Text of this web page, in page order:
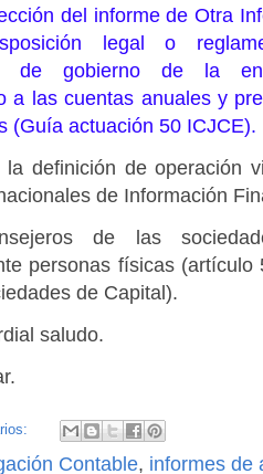
del informe de Otra
legal o
de gobierno de la
a las cuentas anuales y
(Guía actuación 50 ICJCE).
la definición de operación
de Información
de las
personas físicas
de Capital).
saludo.
Contable, informes de